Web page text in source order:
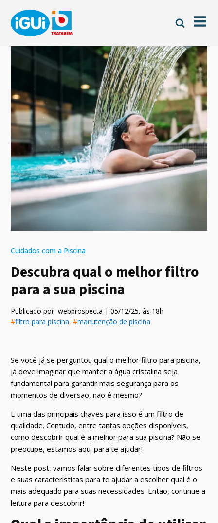
Cuidados com a Piscina
Descubra qual o melhor filtro
para a sua piscina
Publicado porwebprospecta |05/12/25, às 18h
#filtro para piscina, #manutenção de piscina
Se você já se perguntou qual o melhor filtro para piscina,
já deve imaginar que manter a água cristalina seja
fundamental para garantir mais segurança para os
momentos de diversão, não é mesmo?
E uma das principais chaves para isso é um filtro de
qualidade. Contudo, entre tantas opções disponíveis,
como descobrir qual é a melhor para sua piscina? Não se
preocupe, estamos aqui para te ajudar!
Neste post, vamos falar sobre diferentes tipos de filtros
e suas características para te ajudar a escolher qual é o
mais adequado para suas necessidades. Então, continue a
leitura para descobrir!